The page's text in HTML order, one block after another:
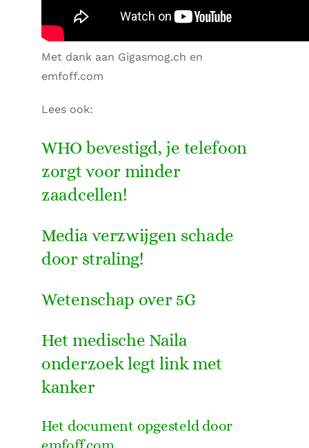
Met dank aan Gigasmog.ch en
emfoff.com
Lees ook:
WHO bevestigd, je telefoon
zorgt voor minder
zaadcellen!
Media verzwijgen schade
door straling!
Wetenschap over 5G
Het medische Naila
onderzoek legt link met
kanker
Het document opgesteld door